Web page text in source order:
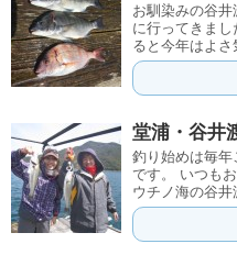
お馴染みの谷
に行ってきま
ると今年はよ
堂浦・谷井
釣り始めは毎年
です。 いつも
ウチノ海の谷井